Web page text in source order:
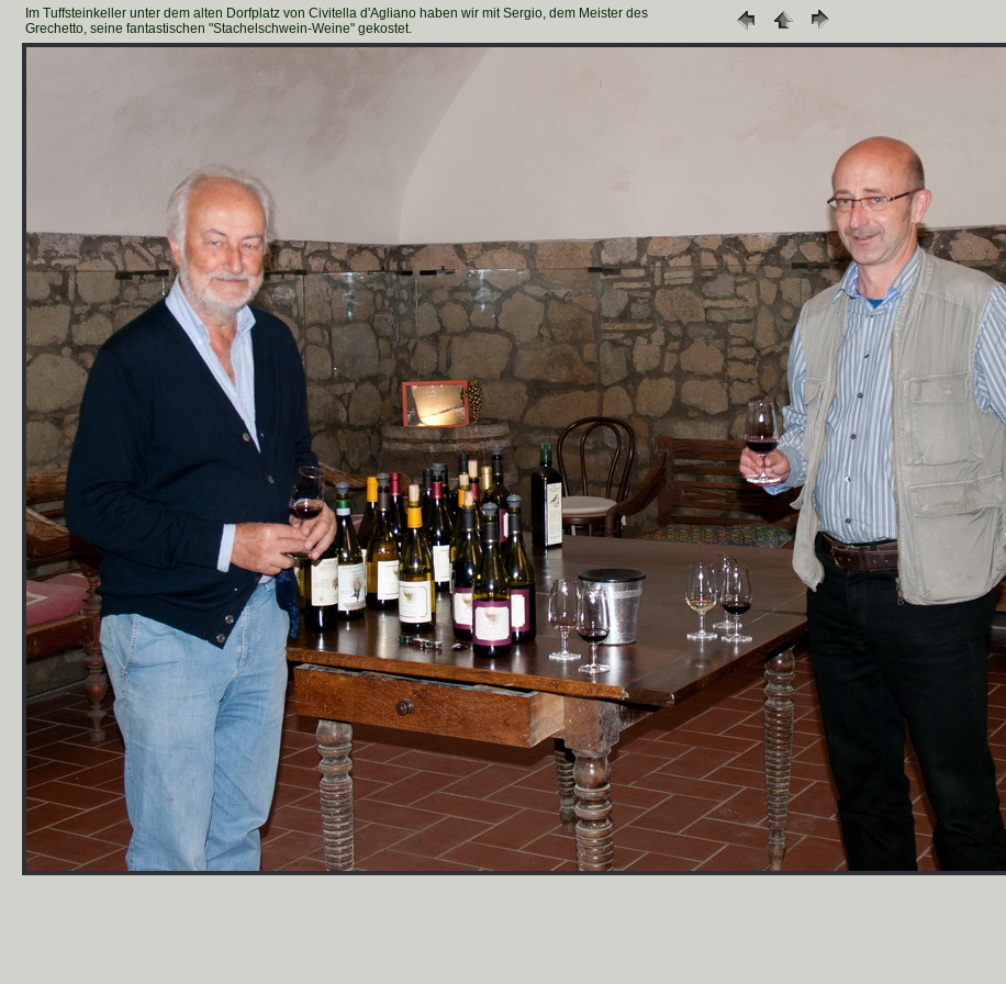
Im Tuffsteinkeller unter dem alten Dorfplatz von Civitella d'Agliano haben wir mit Sergio, dem Meister des
Grechetto, seine fantastischen "Stachelschwein-Weine" gekostet.